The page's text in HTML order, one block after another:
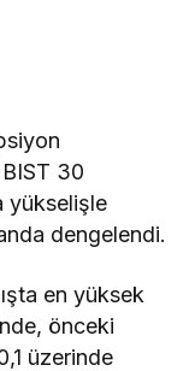
BIST 30
yükselişle
dengelendi.
en yüksek
önceki
üzerinde